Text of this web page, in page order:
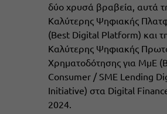
δύο χρυσά βραβεία, αυτά
Καλύτερης Ψηφιακής
(Best Digital Platform) και
Καλύτερης Ψηφιακής
Χρηματοδότησης για ΜμΕ
Consumer / SME Lending
Initiative) στα Digital
2024.